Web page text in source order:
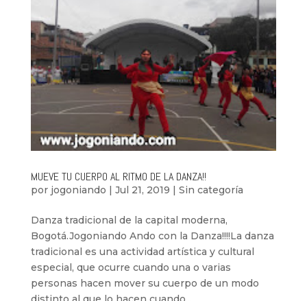
MUEVE TU CUERPO AL RITMO DE LA DANZA!!
por jogoniando | Jul 21, 2019 | Sin categoría
Danza tradicional de la capital moderna,
Bogotá.Jogoniando Ando con la Danza!!!!La danza
tradicional es una actividad artística y cultural
especial, que ocurre cuando una o varias
personas hacen mover su cuerpo de un modo